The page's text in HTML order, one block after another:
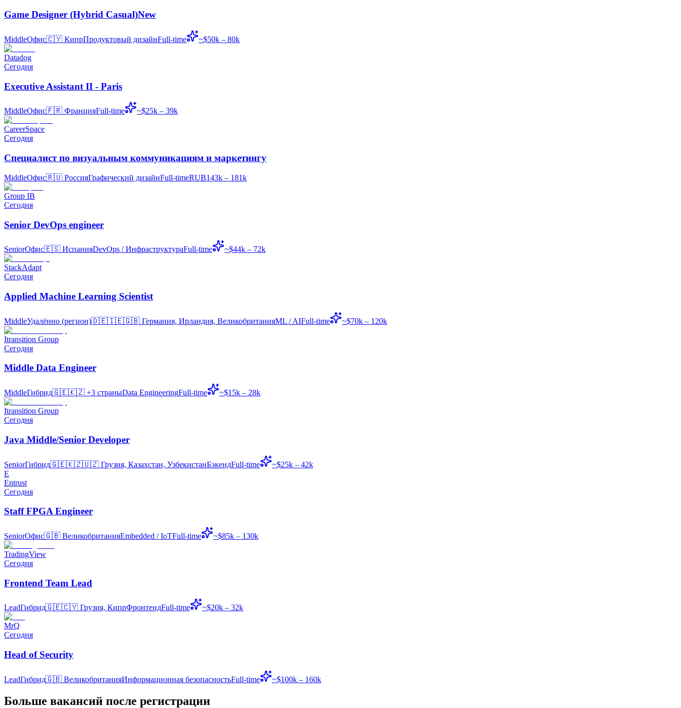
Game Designer (Hybrid Casual)New
MiddleОфис🇨🇾 КипрПродуктовый дизайнFull-time ~$50k – 80k
Datadog
Сегодня
Executive Assistant II - Paris
MiddleОфис🇫🇷 ФранцияFull-time ~$25k – 39k
CareerSpace
Сегодня
Специалист по визуальным коммуникациям и маркетингу
MiddleОфис🇷🇺 РоссияГрафический дизайнFull-timeRUB143k – 181k
Group IB
Сегодня
Senior DevOps engineer
SeniorОфис🇪🇸 ИспанияDevOps / ИнфраструктураFull-time ~$44k – 72k
StackAdapt
Сегодня
Applied Machine Learning Scientist
MiddleУдалённо (регион)🇩🇪🇮🇪🇬🇧 Германия, Ирландия, ВеликобританияML / AIFull-time ~$70k – 120k
Itransition Group
Сегодня
Middle Data Engineer
MiddleГибрид🇬🇪🇰🇿 +3 страныData EngineeringFull-time ~$15k – 28k
Itransition Group
Сегодня
Java Middle/Senior Developer
SeniorГибрид🇬🇪🇰🇿🇺🇿 Грузия, Казахстан, УзбекистанБэкендFull-time
~$25k – 42k
E
Entrust
Сегодня
Staff FPGA Engineer
SeniorОфис🇬🇧 ВеликобританияEmbedded / IoTFull-time ~$85k – 130k
TradingView
Сегодня
Frontend Team Lead
LeadГибрид🇬🇪🇨🇾 Грузия, КипрФронтендFull-time ~$20k – 32k
MrQ
Сегодня
Head of Security
LeadГибрид🇬🇧 ВеликобританияИнформационная безопасностьFull-time ~$100k – 160k
Больше вакансий после регистрации